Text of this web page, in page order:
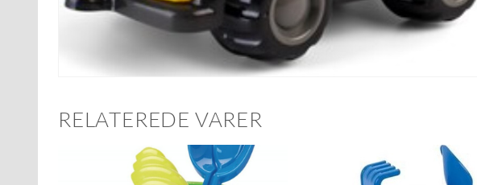
RELATEREDE VARER